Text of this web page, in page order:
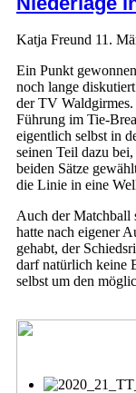
Katja Freund 11.
Ein Punkt
noch lange
der TV Waldgirmes.
Führung im Tie-
eigentlich selbst in
seinen Teil dazu
beiden Sätze
die Linie in eine
Auch der Matchball
hatte nach eigener
gehabt, der
darf natürlich keine
selbst um den